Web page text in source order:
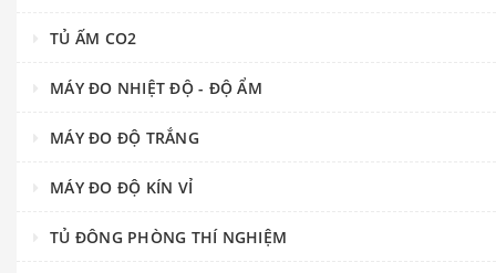
TỦ ẤM CO2
MÁY ĐO NHIỆT ĐỘ - ĐỘ ẨM
MÁY ĐO ĐỘ TRẮNG
MÁY ĐO ĐỘ KÍN VỈ
TỦ ĐÔNG PHÒNG THÍ NGHIỆM